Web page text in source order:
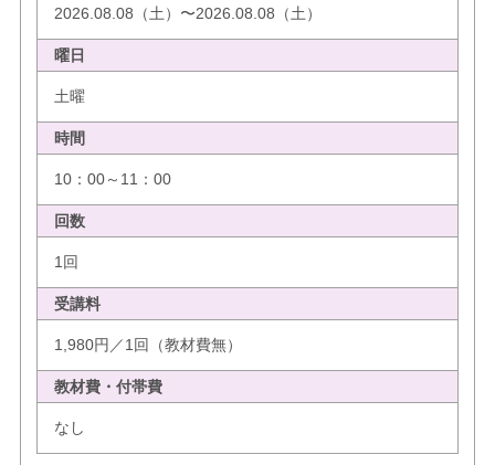
2026.08.08（土）〜2026.08.08（土）
曜日
土曜
時間
10：00～11：00
回数
1回
受講料
1,980円／1回（教材費無）
教材費・付帯費
なし